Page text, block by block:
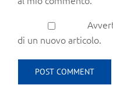
di un nuovo articolo.